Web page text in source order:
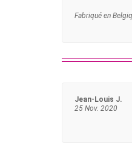
Fabriqué en
Jean-Louis J.
25 Nov. 2020